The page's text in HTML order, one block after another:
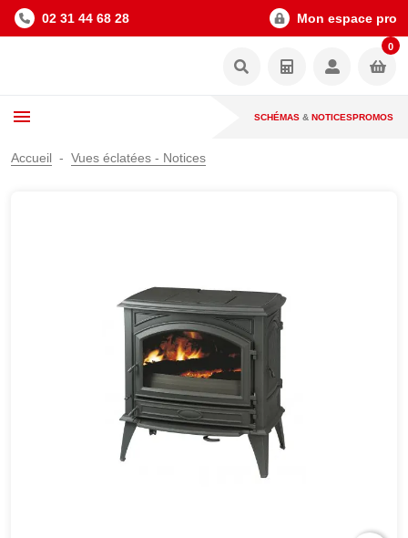
02 31 44 68 28 Mon espace pro
0
SCHÉMAS & NOTICESPROMOS
Accueil Vues éclatées - Notices